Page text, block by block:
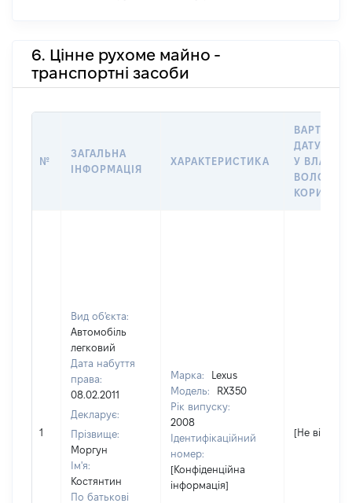
6. Цінне рухоме майно -
транспортні засоби
№
ЗАГАЛЬНА
ІНФОРМАЦІЯ
ХАРАКТЕРИСТИКА
ВАРТІСТЬ
ДАТУ
У
1
Вид об'єкта:
Автомобіль
легковий
Дата набуття
права:
08.02.2011
Декларує:
Прізвище:
Моргун
Ім'я:
Костянтин
По батькові
Марка:
Lexus
Модель:
RX350
Рік випуску:
2008
Ідентифікаційний
номер:
[Конфіденційна
інформація]
[Не відомо]